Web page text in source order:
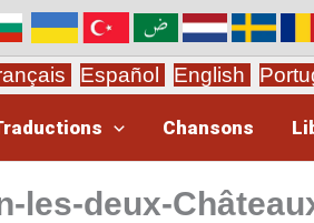
Español English
Chansons
les-deux-